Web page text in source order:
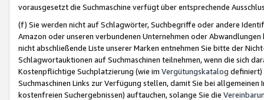
vorausgesetzt die Suchmaschine verfügt über entsprechende
(f) Sie werden nicht auf Schlagwörter, Suchbegriffe oder andere
Amazon oder unseren verbundenen Unternehmen oder
nicht abschließende Liste unserer Marken entnehmen Sie bitte der
Schlagwortauktionen auf Suchmaschinen teilnehmen, wenn die sich
Kostenpflichtige Suchplatzierung (wie im Vergütungskatalog definiert)
Suchmaschinen Links zur Verfügung stellen, damit Sie bei
kostenfreien Suchergebnissen) auftauchen, solange Sie die